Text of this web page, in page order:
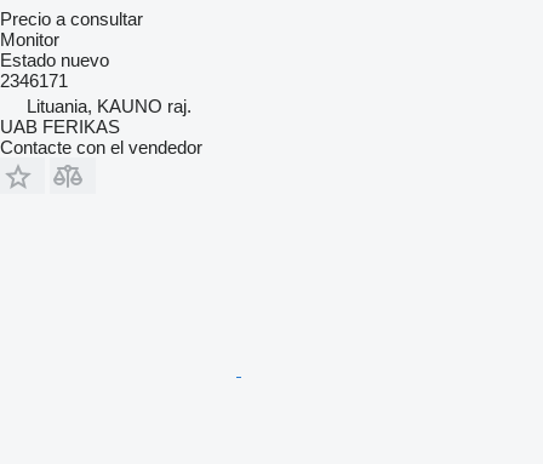
Precio a consultar
Monitor
Estado nuevo
2346171
Lituania, KAUNO raj.
UAB FERIKAS
Contacte con el vendedor